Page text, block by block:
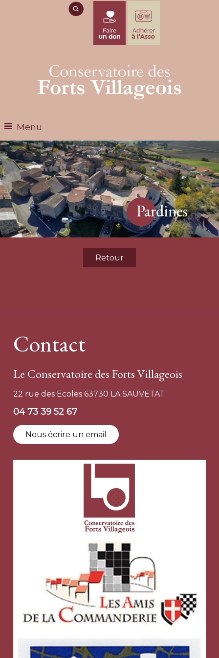
Menu
Pardines
Retour
Contact
Le Conservatoire des Forts Villageois
22 rue des Ecoles 63730 LA SAUVETAT
04 73 39 52 67
Nous écrire un email